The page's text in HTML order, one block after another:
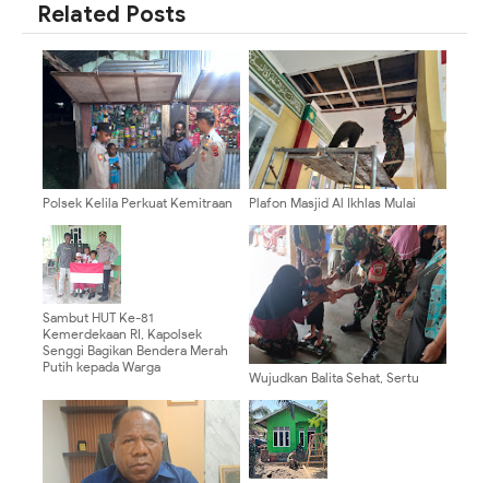
Related Posts
Polsek Kelila Perkuat Kemitraan
Patroli Dialogis
Plafon Masjid Al Ikhlas Mulai
Mempercantik Tampilannya
Sambut HUT Ke-81
Kemerdekaan RI, Kapolsek
Senggi Bagikan Bendera Merah
Putih kepada Warga
Wujudkan Balita Sehat, Sertu
Posyandu Di Desa Gondang